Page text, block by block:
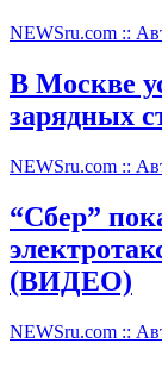
NEWSru.com ::
В Москве
зарядных
NEWSru.com ::
“Сбер”
(ВИДЕО)
NEWSru.com ::